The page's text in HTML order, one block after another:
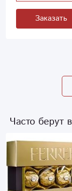
Заказать
Часто берут